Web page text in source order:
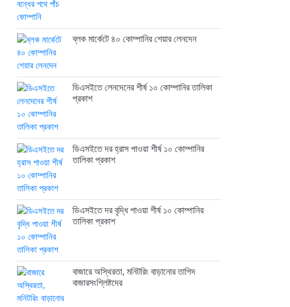
মাইলফলক,...
6 hours আগে
বিক্রি ও পাওনা আদায় কমায়...
6 hours আগে
ব্লক মার্কেটে ৪০ কোম্পানির শেয়ার লেনদেন
ডিএসইতে লেনদেনের শীর্ষ ১০ কোম্পানির তালিকা
প্রকাশ
ডিএসইতে দর হ্রাস পাওয়া শীর্ষ ১০ কোম্পানির
তালিকা প্রকাশ
ডিএসইতে দর বৃদ্ধি পাওয়া শীর্ষ ১০ কোম্পানির
তালিকা প্রকাশ
বাজারে অস্থিরতা, মনিটরিং বাড়ানোর তাগিদ
বাজারসংশ্লিষ্টদের